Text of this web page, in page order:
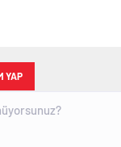
YAP